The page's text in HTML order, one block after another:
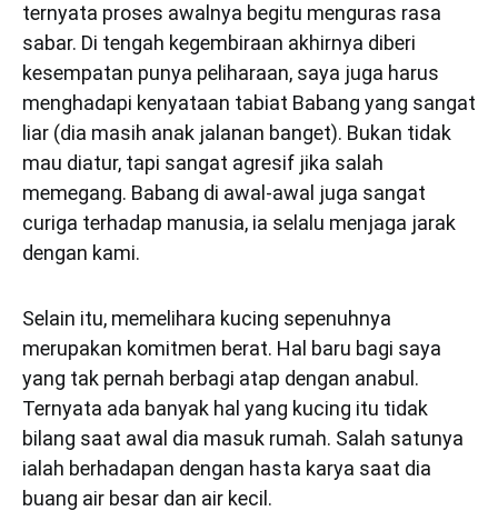
ternyata proses awalnya begitu menguras rasa
sabar. Di tengah kegembiraan akhirnya diberi
kesempatan punya peliharaan, saya juga harus
menghadapi kenyataan tabiat Babang yang sangat
liar (dia masih anak jalanan banget). Bukan tidak
mau diatur, tapi sangat agresif jika salah
memegang. Babang di awal-awal juga sangat
curiga terhadap manusia, ia selalu menjaga jarak
dengan kami.
Selain itu, memelihara kucing sepenuhnya
merupakan komitmen berat. Hal baru bagi saya
yang tak pernah berbagi atap dengan anabul.
Ternyata ada banyak hal yang kucing itu tidak
bilang saat awal dia masuk rumah. Salah satunya
ialah berhadapan dengan hasta karya saat dia
buang air besar dan air kecil.